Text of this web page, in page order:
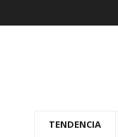
TENDENCIA